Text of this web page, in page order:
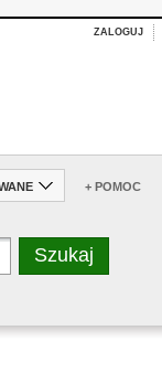
ZALOGUJ
+ POMOC